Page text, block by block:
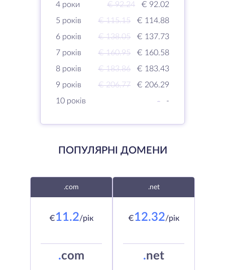
4 роки
€ 92.24
€ 92.02
5 років
€ 115.15
€ 114.88
6 років
€ 138.05
€ 137.73
7 років
€ 160.95
€ 160.58
8 років
€ 183.86
€ 183.43
9 років
€ 206.77
€ 206.29
10 років
- -
ПОПУЛЯРНІ ДОМЕНИ
.com
€11.2/рік
.com
.net
€12.32/рік
.net